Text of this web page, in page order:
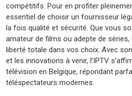
compétitifs. Pour en profiter
essentiel de choisir un fournisseur
la fois qualité et sécurité. Que vous
amateur de films ou adepte de séries,
liberté totale dans vos choix. Avec
et les innovations à venir, l’IPTV
télévision en Belgique, répondant
téléspectateurs modernes.